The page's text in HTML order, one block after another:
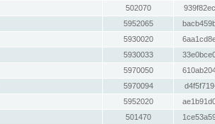
502070
5952065
5930020
5930033
5970050
5970094
5952020
501470